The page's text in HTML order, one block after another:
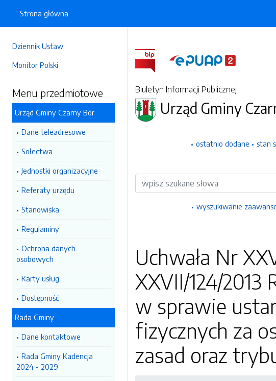
Dziennik Ustaw
Monitor Polski
Menu przedmiotowe
Urząd Gminy Czarny Bór
Dane teleadresowe
Sołectwa
Jednostki organizacyjne
Referaty urzędu
Stanowiska
Regulaminy
Ochrona danych
osobowych
Karty usług
Dostępność
Rada Gminy
Dane kontaktowe
Rada Gminy Kadencja
2024 - 2029
Strona główna
Biuletyn Informacji Publicznej
Urząd Gminy
ostatnio dodane stan
Wyszukiwarka
wyszukiwanie
Uchwała Nr
XXVII/124/2013
w sprawie
fizycznych za
zasad oraz